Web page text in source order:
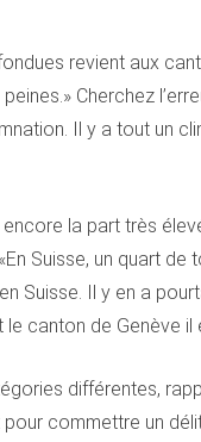
revient aux
Cherchez
Il y a tout un
la part très
Suisse, un quart de
Suisse. Il y en a
canton de Genève
différentes,
commettre un